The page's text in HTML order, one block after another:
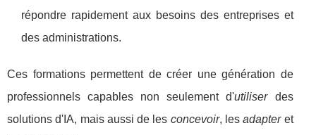
répondre rapidement aux besoins des entreprises et
des administrations.
Ces formations permettent de créer une génération de
professionnels capables non seulement d'utiliserdes
solutions d'IA, mais aussi de les concevoir, lesadapteret